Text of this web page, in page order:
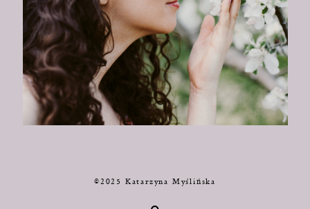
©2025 Katarzyna Myślińska